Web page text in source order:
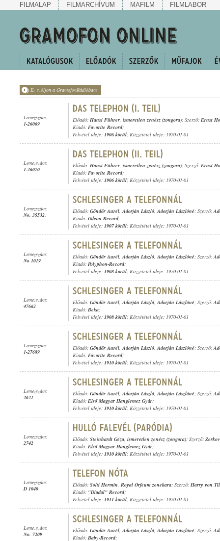
FILMALAP FILMARCHÍVUM MAFILM FILMLABOR
Ez szóljon a GramofonRádióban!
Lemezszám:
1-26069
Előadó: Hansi Führer, ismeretlen zenész (zongora); Szerző: Ernst
Kiadó: Favorite Record;
Felvétel ideje: 1906 körül; Közzététel ideje: 1970-01-01
Lemezszám:
1-26070
Előadó: Hansi Führer, ismeretlen zenész (zongora); Szerző: Ernst
Kiadó: Favorite Record;
Felvétel ideje: 1906 körül; Közzététel ideje: 1970-01-01
Lemezszám:
No. 35532.
Előadó: Göndör Aurél,Adorján László,Adorján Lászlóné; Szerző:
Kiadó: Odeon Record;
Felvétel ideje: 1907 körül; Közzététel ideje: 1970-01-01
Lemezszám:
No 1019
Előadó: Göndör Aurél,Adorján László,Adorján Lászlóné; Szerző:
Kiadó: Polyphon-Record;
Felvétel ideje: 1908 körül; Közzététel ideje: 1970-01-01
Lemezszám:
47662
Előadó: Göndör Aurél,Adorján László,Adorján Lászlóné; Szerző:
Kiadó: Beka;
Felvétel ideje: 1908 körül; Közzététel ideje: 1970-01-01
Lemezszám:
1-27689
Előadó: Göndör Aurél,Adorján László,Adorján Lászlóné; Szerző:
Kiadó: Favorite Record;
Felvétel ideje: 1910 körül; Közzététel ideje: 1970-01-01
Lemezszám:
2621
Előadó: Göndör Aurél,Adorján László,Adorján Lászlóné; Szerző:
Kiadó: Első Magyar Hanglemez Gyár;
Felvétel ideje: 1910 körül; Közzététel ideje: 1970-01-01
Lemezszám:
2742
Előadó: Steinhardt Géza, ismeretlen zenész (zongora); Szerző:
Kiadó: Első Magyar Hanglemez Gyár;
Felvétel ideje: 1910 körül; Közzététel ideje: 1970-01-01
Lemezszám:
D 1040
Előadó: Solti Hermin, Royal Orfeum zenekara; Szerző: Harry von
Kiadó: "Diadal" Record;
Felvétel ideje: 1911 körül; Közzététel ideje: 1970-01-01
Lemezszám:
No. 7209
Előadó: Göndör Aurél,Adorján László,Adorján Lászlóné; Szerző:
Kiadó: Baby-Record;